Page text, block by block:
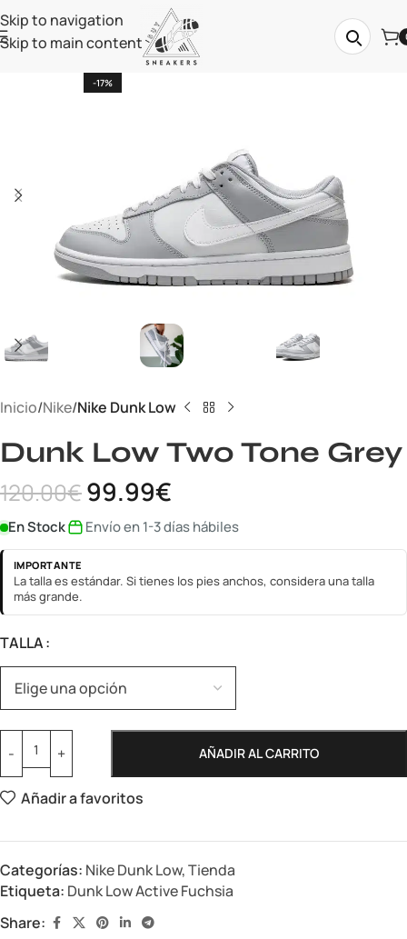
Skip to navigation
Skip to main content
-17%
Inicio Nike Nike Dunk Low
Dunk Low Two Tone Grey
120.00€99.99€
En Stock Envío en 1-3 días hábiles
IMPORTANTE
La talla es estándar. Si tienes los pies anchos, considera una talla
más grande.
TALLA
AÑADIR AL CARRITO
Añadir a favoritos
Categorías: Nike Dunk Low,Tienda
Etiqueta: Dunk Low Active Fuchsia
Share: